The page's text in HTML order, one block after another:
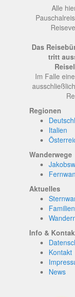
Alle
Das
tritt
Im Falle
Regionen
Italien
Wanderwege
Aktuelles
Info &
Kontakt
News